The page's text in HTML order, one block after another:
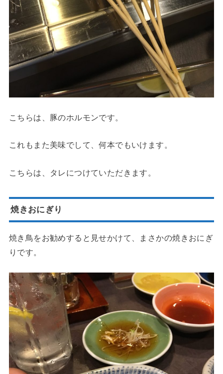
こちらは、豚のホルモンです。
これもまた美味でして、何本でもいけます。
こちらは、タレにつけていただきます。
焼きおにぎり
焼き鳥をお勧めすると見せかけて、まさかの焼きおにぎ
りです。